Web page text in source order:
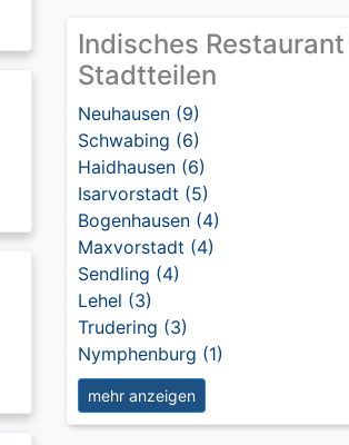
Indisches
Stadtteilen
Neuhausen (9)
Schwabing (6)
Haidhausen (6)
Isarvorstadt (5)
Bogenhausen (4)
Maxvorstadt (4)
Sendling (4)
Lehel (3)
Trudering (3)
Nymphenburg (1)
mehr anzeigen